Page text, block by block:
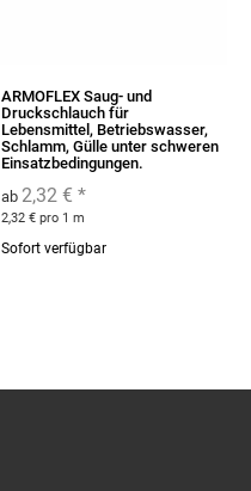
ARMOFLEX Saug- und
Druckschlauch für
Lebensmittel, Betriebswasser,
Schlamm, Gülle unter schweren
Einsatzbedingungen.
ab 2,32 € *
2,32 € pro 1 m
Sofort verfügbar